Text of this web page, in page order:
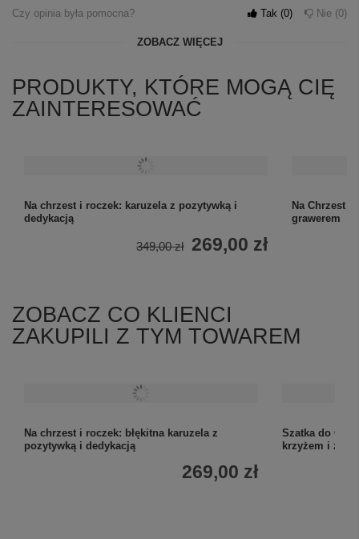
Czy opinia była pomocna?
Tak 0 Nie 0
ZOBACZ WIĘCEJ
PRODUKTY, KTÓRE MOGĄ CIĘ
ZAINTERESOWAĆ
Na chrzest i roczek: karuzela z pozytywką i
dedykacją
349,00 zł 269,00 zł
Na Chrzest i
grawerem